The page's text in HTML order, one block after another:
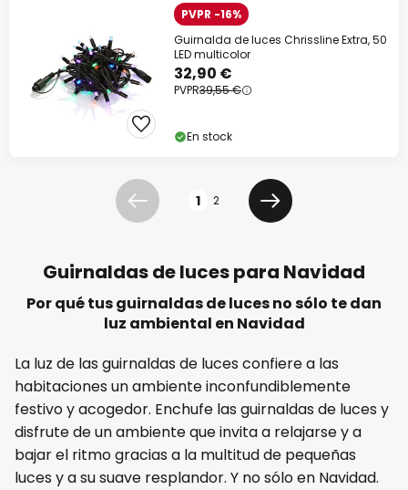
PVPR -16%
Guirnalda de luces Chrissline Extra, 50
LED multicolor
32,90 €
PVPR39,55 €
En stock
Anterior 1 2
Siguiente
Guirnaldas de luces para Navidad
Por qué tus guirnaldas de luces no sólo te dan
luz ambiental en Navidad
La luz de las guirnaldas de luces confiere a las
habitaciones un ambiente inconfundiblemente
festivo y acogedor. Enchufe las guirnaldas de luces y
disfrute de un ambiente que invita a relajarse y a
bajar el ritmo gracias a la multitud de pequeñas
luces y a su suave resplandor. Y no sólo en Navidad.